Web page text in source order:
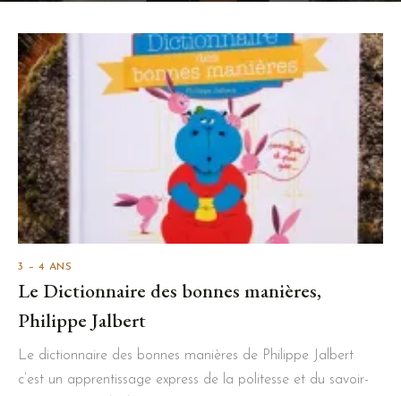
3 – 4 ANS
Le Dictionnaire des bonnes manières,
Philippe Jalbert
Le dictionnaire des bonnes manières de Philippe Jalbert
c’est un apprentissage express de la politesse et du savoir-